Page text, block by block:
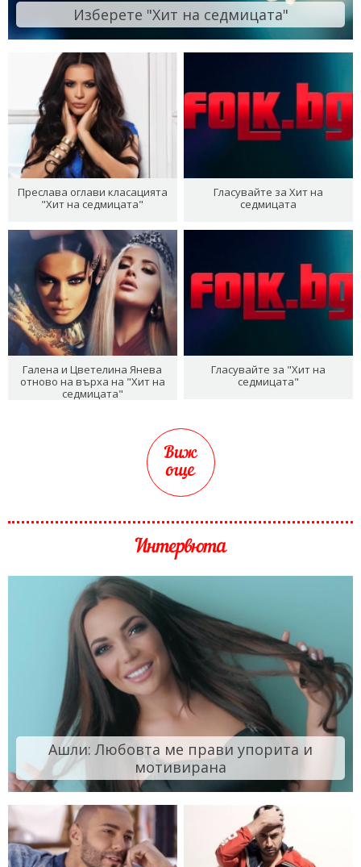
Изберете "Хит на седмицата"
Преслава оглави класацията
"Хит на седмицата"
Гласувайте за Хит на
седмицата
Галена и Цветелина Янева
отново на върха на "Хит на
седмицата"
Гласувайте за "Хит на
седмицата"
Виж
още
Интервюта
Ашли: Любовта ме прави упорита и
мотивирана